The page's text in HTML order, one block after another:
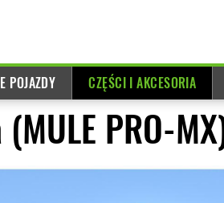
POJAZDY CZĘŚCI I AKCESORIA
PRO-